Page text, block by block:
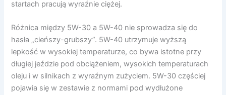
startach pracują wyraźnie ciężej.
Różnica między 5W-30 a 5W-40 nie sprowadza się do
hasła „cieńszy-grubszy”. 5W-40 utrzymuje wyższą
lepkość w wysokiej temperaturze, co bywa istotne przy
długiej jeździe pod obciążeniem, wysokich temperaturach
oleju i w silnikach z wyraźnym zużyciem. 5W-30 częściej
pojawia się w zestawie z normami pod wydłużone